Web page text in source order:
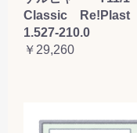
Classic Re!Plast
1.527-210.0
￥29,260